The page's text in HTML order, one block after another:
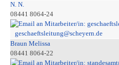
N. N.
08441 8064-24
geschaeftsleitung@scheyern.de
Braun Melissa
08441 8064-22